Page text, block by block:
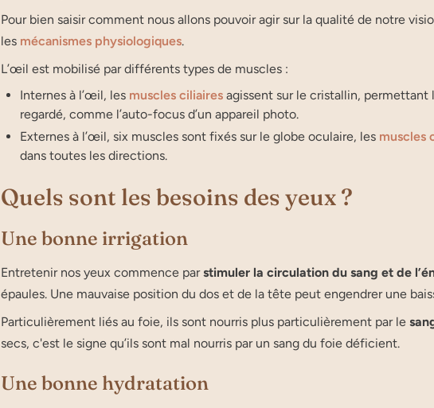
Pour bien saisir comment nous allons pouvoir agir sur la qualité de notre
les mécanismes physiologiques.
L’œil est mobilisé par différents types de muscles :
Internes à l’œil, les muscles ciliairesagissent sur le cristallin, permettant
regardé, comme l’auto-focus d’un appareil photo.
Externes à l’œil, six muscles sont fixés sur le globe oculaire, les muscles
dans toutes les directions.
Quels sont les besoins des yeux ?
Une bonne irrigation
Entretenir nos yeux commence parstimuler la circulation du sang et de
épaules. Une mauvaise position du dos et de la tête peut engendrer une
Particulièrement liés au foie, ils sont nourris plus particulièrement par le
secs, c'est le signe qu’ils sont mal nourris par un sang du foie déficient.
Une bonne hydratation